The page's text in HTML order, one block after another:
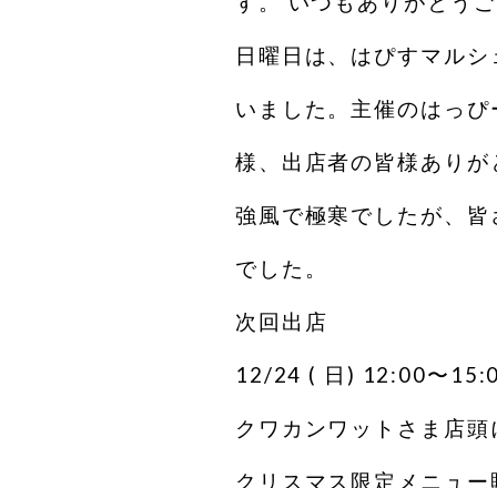
日曜日は、はぴすマル
いました。主催のはっ
様、出店者の皆様ありが
強風で極寒でしたが、
でした。
次回出店
12/24 ( 日) 12:00〜
クワカンワットさま店頭
クリスマス限定メニュ